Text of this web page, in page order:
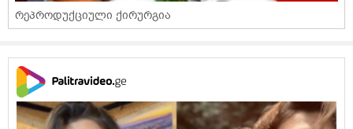
რეპროდუქციული ქირურგია